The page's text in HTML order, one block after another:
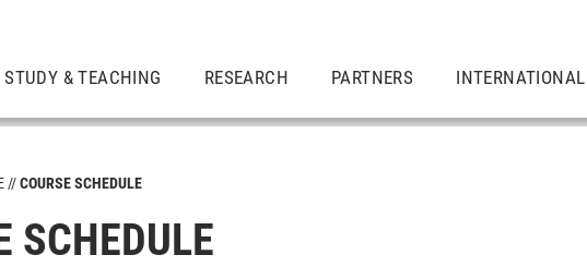
STUDY & TEACHING RESEARCH PARTNERS INTERNATIONAL
COURSE SCHEDULE
SCHEDULE